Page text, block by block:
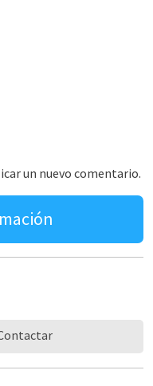
un nuevo comentario.